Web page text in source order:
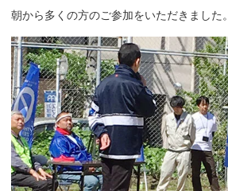
朝から多くの方のご参加をいただきました。